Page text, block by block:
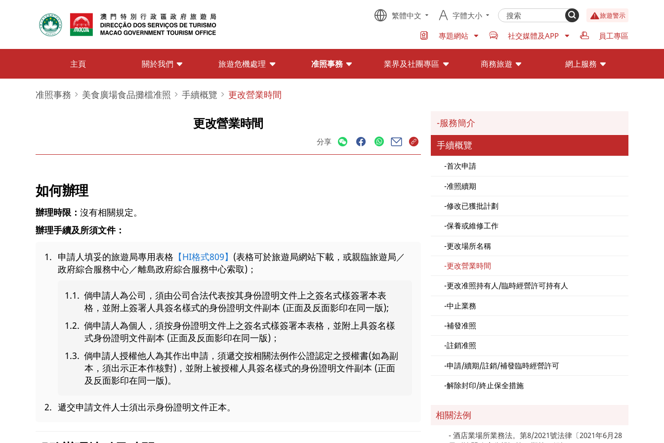
繁體中文 字體大小 旅遊警示
專題網站 社交媒體及APP 員工專區
主頁 關於我們 旅遊危機處理 准照事務 業界及社團專區 商務旅遊 網上服務
准照事務 美食廣場食品攤檔准照 手續概覽 更改營業時間
更改營業時間
分享
如何辦理
辦理時限： 沒有相關規定。
辦理手續及所須文件：
申請人填妥的旅遊局專用表格 【HI格式809】 (表格可於旅遊局網站下載，或親臨旅遊局／
政府綜合服務中心／離島政府綜合服務中心索取)；
倘申請人為公司，須由公司合法代表按其身份證明文件上之簽名式樣簽署本表
格，並附上簽署人具簽名樣式的身份證明文件副本 (正面及反面影印在同一版);
倘申請人為個人，須按身份證明文件上之簽名式樣簽署本表格，並附上具簽名樣
式身份證明文件副本 (正面及反面影印在同一版)；
倘申請人授權他人為其作出申請，須遞交按相關法例作公證認定之授權書(如為副
本，須出示正本作核對)，並附上被授權人具簽名樣式的身份證明文件副本 (正面
及反面影印在同一版)。
遞交申請文件人士須出示身份證明文件正本。
服務簡介
手續概覽
首次申請
准照續期
修改已獲批計劃
保養或維修工作
更改場所名稱
更改營業時間
更改准照持有人/臨時經營許可持有人
中止業務
補發准照
註銷准照
申請/續期/註銷/補發臨時經營許可
解除封印/終止保全措施
相關法例
酒店業場所業務法。第8/2021號法律〔2021年6月28